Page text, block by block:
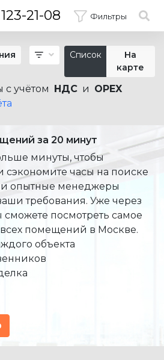
21-08 Фильтры
×
Список
На
карте
с учётом НДС и OPEX
за 20 минут
минуты, чтобы
сэкономите часы на поиске
опытные менеджеры
требования. Уже через
посмотреть самое
помещений в Москве.
объекта